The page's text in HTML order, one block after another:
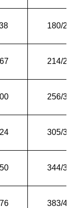
180/
214/
256/
305/
344/
383/